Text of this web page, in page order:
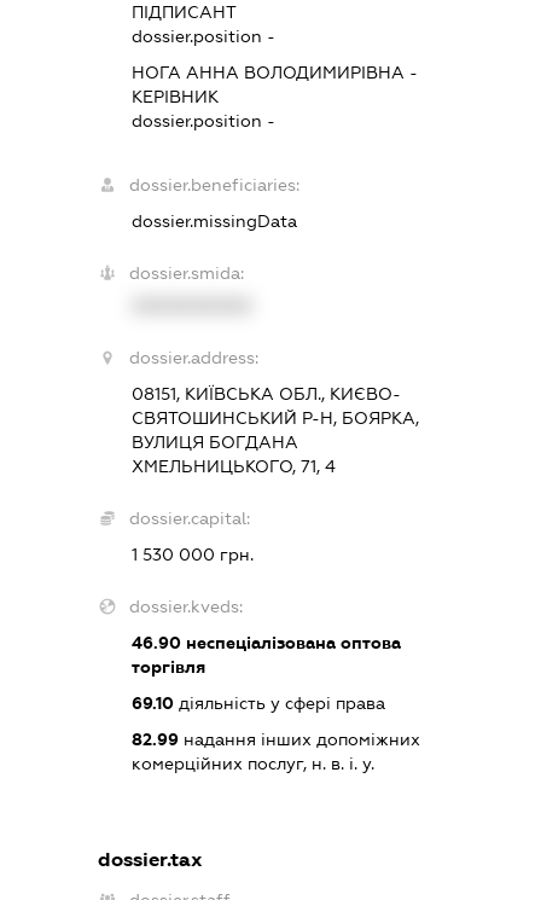
ПІДПИСАНТ
dossier.position -
НОГА АННА ВОЛОДИМИРІВНА -
КЕРІВНИК
dossier.position -
dossier.beneficiaries:
dossier.missingData
dossier.smida:
dossier.address:
08151, КИЇВСЬКА ОБЛ., КИЄВО-
СВЯТОШИНСЬКИЙ Р-Н, БОЯРКА,
ВУЛИЦЯ БОГДАНА
ХМЕЛЬНИЦЬКОГО, 71, 4
dossier.capital:
1 530 000 грн.
dossier.kveds:
46.90 неспеціалізована оптова
торгівля
69.10 діяльність у сфері права
82.99 надання інших допоміжних
комерційних послуг, н. в. і. у.
dossier.tax